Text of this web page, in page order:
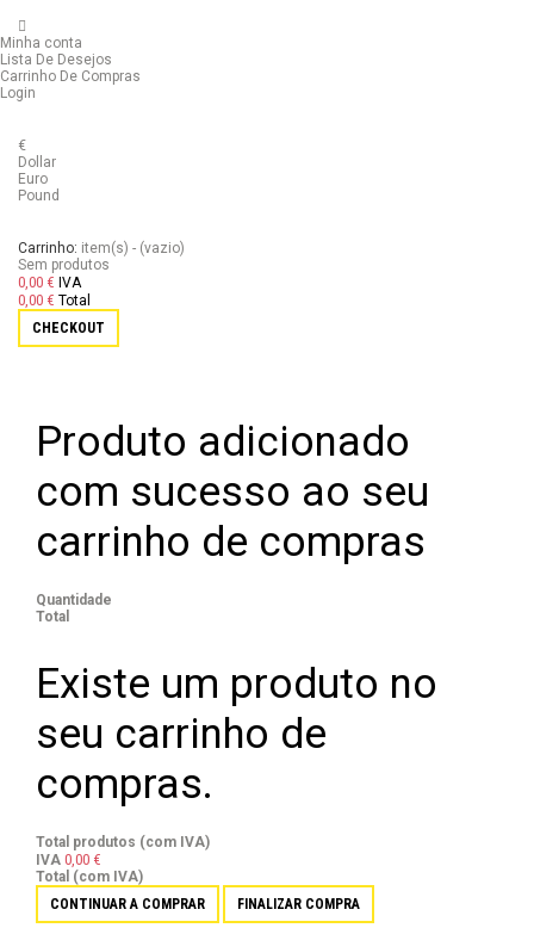
Minha conta
Lista De Desejos
Carrinho De Compras
Login
€
Dollar
Euro
Pound
Carrinho: item(s) - (vazio)
Sem produtos
0,00 € IVA
0,00 € Total
CHECKOUT
Produto adicionado
com sucesso ao seu
carrinho de compras
Quantidade
Total
Existe um produto no
seu carrinho de
compras.
Total produtos (com IVA)
IVA 0,00 €
Total (com IVA)
CONTINUAR A COMPRAR
FINALIZAR COMPRA